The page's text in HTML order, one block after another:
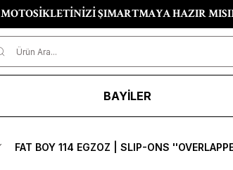
MOTOSİKLETİNİZİ ŞIMARTMAYA HAZIR
BAYİLER
FAT BOY 114 EGZOZ | SLIP-ONS